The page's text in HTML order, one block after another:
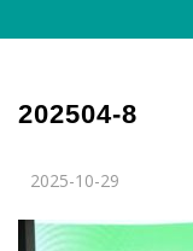
202504-8
2025-10-29